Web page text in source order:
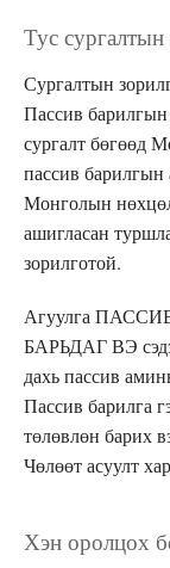
Тус
Сургалтын
Пассив барилгын
сургалт бөгөөд
пассив барилгын
Монголын
ашигласан
зорилготой.
Агуулга
БАРЬДАГ ВЭ
дахь пассив
Пассив барилга
төлөвлөн барих
Чөлөөт асуулт
Хэн оролцох